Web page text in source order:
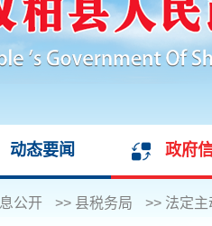
动态要闻 政府
公开 >> 县税务局 >> 法定